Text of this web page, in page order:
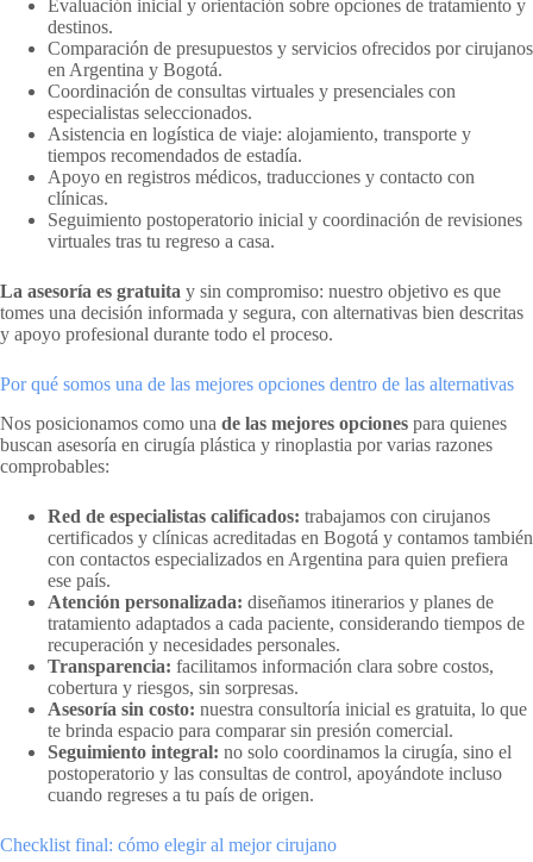
Evaluación inicial y orientación sobre opciones de tratamiento y
destinos.
Comparación de presupuestos y servicios ofrecidos por cirujanos
en Argentina y Bogotá.
Coordinación de consultas virtuales y presenciales con
especialistas seleccionados.
Asistencia en logística de viaje: alojamiento, transporte y
tiempos recomendados de estadía.
Apoyo en registros médicos, traducciones y contacto con
clínicas.
Seguimiento postoperatorio inicial y coordinación de revisiones
virtuales tras tu regreso a casa.
La asesoría es gratuita y sin compromiso: nuestro objetivo es que
tomes una decisión informada y segura, con alternativas bien descritas
y apoyo profesional durante todo el proceso.
Por qué somos una de las mejores opciones dentro de las alternativas
Nos posicionamos como una de las mejores opciones para quienes
buscan asesoría en cirugía plástica y rinoplastia por varias razones
comprobables:
Red de especialistas calificados: trabajamos con cirujanos
certificados y clínicas acreditadas en Bogotá y contamos también
con contactos especializados en Argentina para quien prefiera
ese país.
Atención personalizada: diseñamos itinerarios y planes de
tratamiento adaptados a cada paciente, considerando tiempos de
recuperación y necesidades personales.
Transparencia: facilitamos información clara sobre costos,
cobertura y riesgos, sin sorpresas.
Asesoría sin costo: nuestra consultoría inicial es gratuita, lo que
te brinda espacio para comparar sin presión comercial.
Seguimiento integral: no solo coordinamos la cirugía, sino el
postoperatorio y las consultas de control, apoyándote incluso
cuando regreses a tu país de origen.
Checklist final: cómo elegir al mejor cirujano